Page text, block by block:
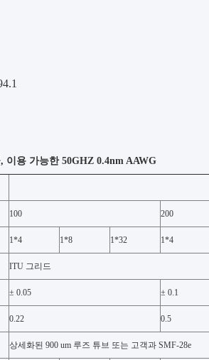
이용 가능한 50GHZ 0.4nm AAWG
100 200
1*4 1*8 1*32 1*4
ITU 그리드
± 0.05 ± 0.1
0.22 0.5
상세화된 900 um 루즈 튜브 또는 고객과 SMF-28e